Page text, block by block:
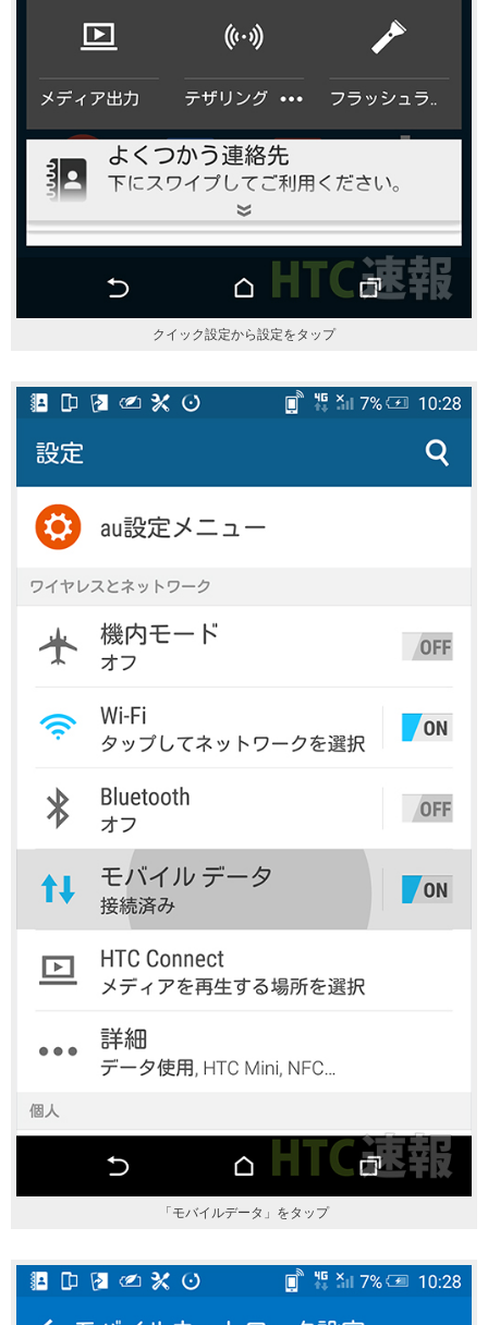
クイック設定から設定をタップ
「モバイルデータ」をタップ